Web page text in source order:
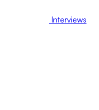
Interviews